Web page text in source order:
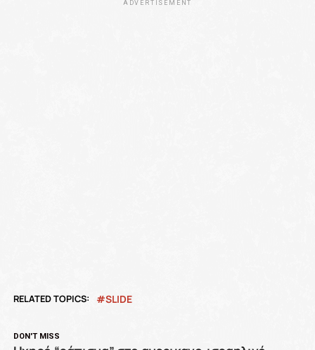
ADVERTISEMENT
RELATED TOPICS: SLIDE
DON'T MISS